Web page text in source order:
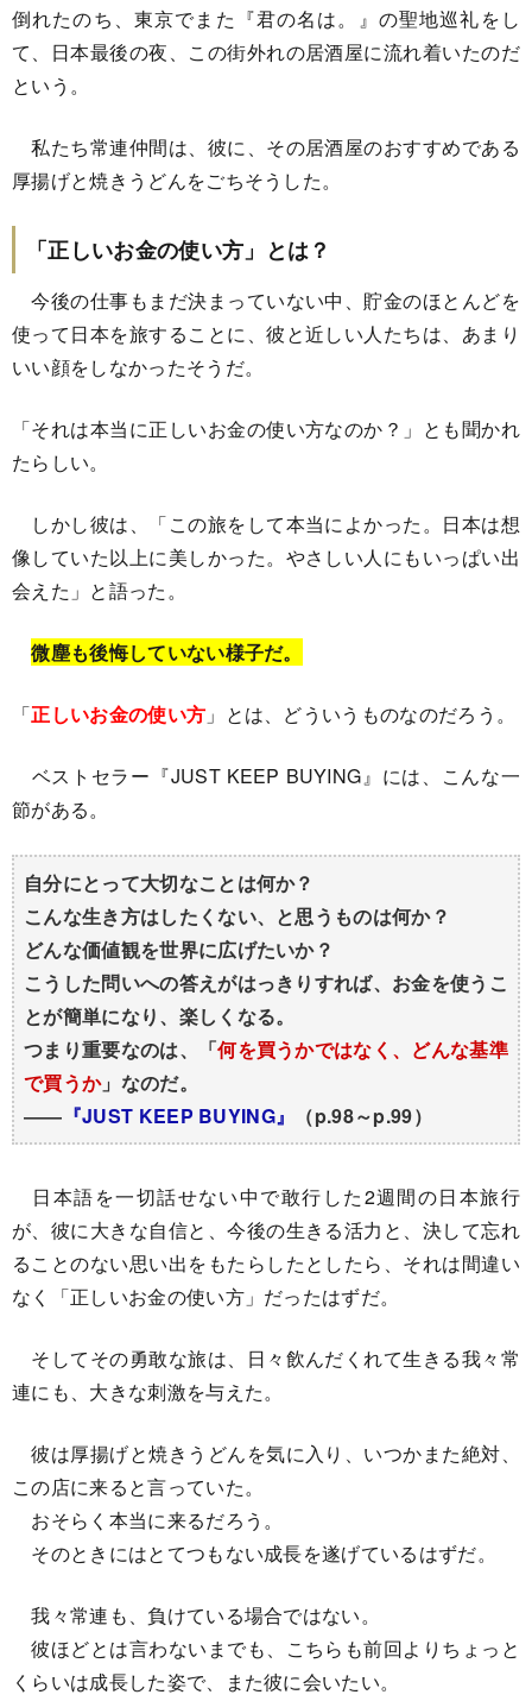
倒れたのち、東京でまた『君の名は。』の聖地巡礼をし
て、日本最後の夜、この街外れの居酒屋に流れ着いたのだ
という。
私たち常連仲間は、彼に、その居酒屋のおすすめである
厚揚げと焼きうどんをごちそうした。
「正しいお金の使い方」とは？
今後の仕事もまだ決まっていない中、貯金のほとんどを
使って日本を旅することに、彼と近しい人たちは、あまり
いい顔をしなかったそうだ。
「それは本当に正しいお金の使い方なのか？」とも聞かれ
たらしい。
しかし彼は、「この旅をして本当によかった。日本は想
像していた以上に美しかった。やさしい人にもいっぱい出
会えた」と語った。
微塵も後悔していない様子だ。
「正しいお金の使い方 」とは、どういうものなのだろう。
ベストセラー『JUST KEEP BUYING』には、こんな一
節がある。
自分にとって大切なことは何か？
こんな生き方はしたくない、と思うものは何か？
どんな価値観を世界に広げたいか？
こうした問いへの答えがはっきりすれば、お金を使うこ
とが簡単になり、楽しくなる。
つまり重要なのは、「何を買うかではなく、どんな基準
で買うか」なのだ。
―― 『JUST KEEP BUYING』 （p.98～p.99）
日本語を一切話せない中で敢行した2週間の日本旅行
が、彼に大きな自信と、今後の生きる活力と、決して忘れ
ることのない思い出をもたらしたとしたら、それは間違い
なく「正しいお金の使い方」だったはずだ。
そしてその勇敢な旅は、日々飲んだくれて生きる我々常
連にも、大きな刺激を与えた。
彼は厚揚げと焼きうどんを気に入り、いつかまた絶対、
この店に来ると言っていた。
おそらく本当に来るだろう。
そのときにはとてつもない成長を遂げているはずだ。
我々常連も、負けている場合ではない。
彼ほどとは言わないまでも、こちらも前回よりちょっと
くらいは成長した姿で、また彼に会いたい。